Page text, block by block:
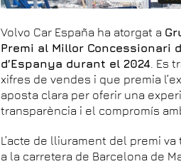
Volvo Car España ha atorgat a
Premi al Millor Concessionari
d’Espanya durant el 2024 . Es
xifres de vendes i que premia
aposta clara per oferir una
transparència i el compromís
L’acte de lliurament del premi
a la carretera de Barcelona de